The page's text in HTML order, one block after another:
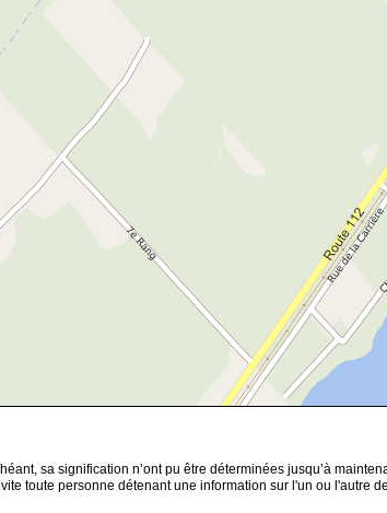
sa signification n’ont pu être déterminées jusqu’à
toute personne détenant une information sur l'un ou l'autre